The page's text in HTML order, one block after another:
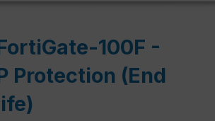
100F -
Protection (End